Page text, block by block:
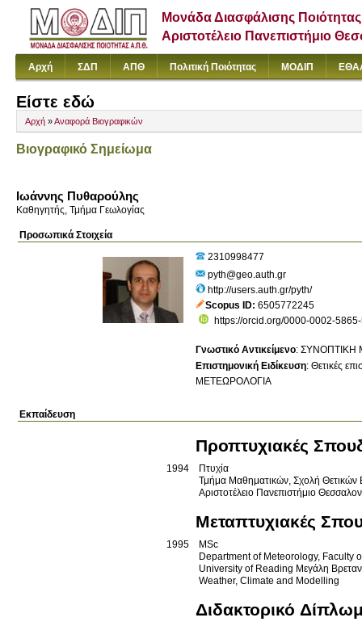
Μονάδα Διασφάλισης Ποιότητας
Αριστοτέλειο Πανεπιστήμιο
Αρχή ΣΔΠ ΑΠΘ Πολιτική Ποιότητας ΜΟΔΙΠ
Είστε εδώ
Αρχή »Αναφορά Βιογραφικών
Βιογραφικό Σημείωμα
Ιωάννης Πυθαρούλης
Καθηγητής, Τμήμα Γεωλογίας
Προσωπικά Στοιχεία
2310998477
pyth@geo.auth.gr
http://users.auth.gr/pyth/
Scopus ID 6505772245
https://orcid.org/0000-0002-
Γνωστικό Αντικείμενο: ΣΥΝΟΠΤΙΚΗ
Επιστημονική Ειδίκευση: Θετικές
ΜΕΤΕΩΡΟΛΟΓΙΑ
Εκπαίδευση
Προπτυχιακές
1994
Πτυχία
Τμήμα Μαθηματικών, Σχολή Θετικών
Αριστοτέλειο Πανεπιστήμιο
Μεταπτυχιακές
1995
MSc
Department of Meteorology, Faculty
University of Reading Μεγάλη
Weather, Climate and Modelling
Διδακτορικό